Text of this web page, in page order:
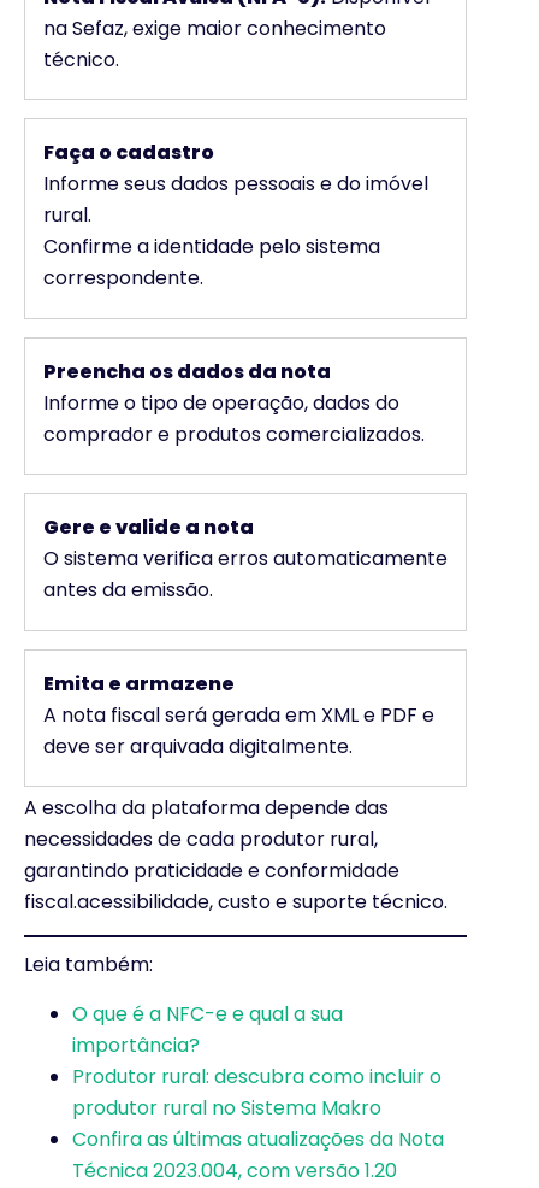
na Sefaz, exige maior conhecimento
técnico.
Faça o cadastro
Informe seus dados pessoais e do imóvel
rural.
Confirme a identidade pelo sistema
correspondente.
Preencha os dados da nota
Informe o tipo de operação, dados do
comprador e produtos comercializados.
Gere e valide a nota
O sistema verifica erros automaticamente
antes da emissão.
Emita e armazene
A nota fiscal será gerada em XML e PDF e
deve ser arquivada digitalmente.
A escolha da plataforma depende das
necessidades de cada produtor rural,
garantindo praticidade e conformidade
fiscal.acessibilidade, custo e suporte técnico.
Leia também:
O que é a NFC-e e qual a sua
importância?
Produtor rural: descubra como incluir o
produtor rural no Sistema Makro
Confira as últimas atualizações da Nota
Técnica 2023.004, com versão 1.20